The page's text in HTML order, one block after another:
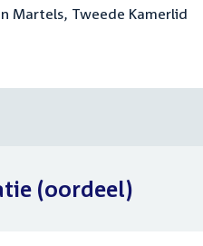
Martels, Tweede Kamerlid
(oordeel)